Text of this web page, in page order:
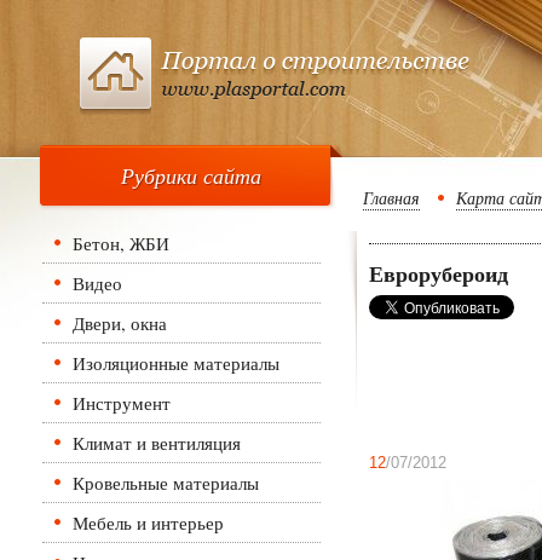
Рубрики сайта
Бетон, ЖБИ
Видео
Двери, окна
Изоляционные материалы
Инструмент
Климат и вентиляция
Кровельные материалы
Мебель и интерьер
Главная Карта
Еврорубероид
12/07/2012